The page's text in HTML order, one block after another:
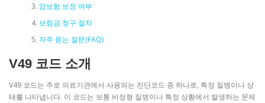
암보험 보장 여부
보험금 청구 절차
자주 묻는 질문(FAQ)
V49 코드 소개
V49 코드는 주로 의료기관에서 사용되는 진단코드 중 하나로, 특정 질병이나 상
태를 나타냅니다. 이 코드는 보통 비정형 질병이나 특정 상황에서 발생하는 문제